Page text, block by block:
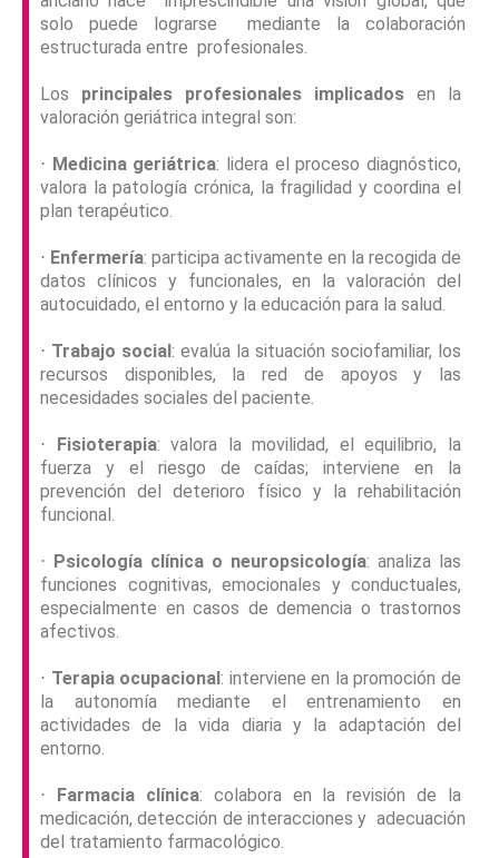
solo puede lograrse mediante la colaboración
estructurada entre profesionales.
Los principales profesionales implicados en la
valoración geriátrica integral son:
⋅ Medicina geriátrica: lidera el proceso diagnóstico,
valora la patología crónica, la fragilidad y coordina el
plan terapéutico.
⋅ Enfermería: participa activamente en la recogida de
datos clínicos y funcionales, en la valoración del
autocuidado, el entorno y la educación para la salud.
⋅ Trabajo social: evalúa la situación sociofamiliar, los
recursos disponibles, la red de apoyos y las
necesidades sociales del paciente.
⋅ Fisioterapia: valora la movilidad, el equilibrio, la
fuerza y el riesgo de caídas; interviene en la
prevención del deterioro físico y la rehabilitación
funcional.
⋅ Psicología clínica o neuropsicología: analiza las
funciones cognitivas, emocionales y conductuales,
especialmente en casos de demencia o trastornos
afectivos.
⋅ Terapia ocupacional: interviene en la promoción de
la autonomía mediante el entrenamiento en
actividades de la vida diaria y la adaptación del
entorno.
⋅ Farmacia clínica: colabora en la revisión de la
medicación, detección de interacciones y adecuación
del tratamiento farmacológico.